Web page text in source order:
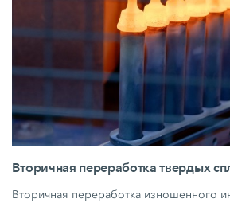
Вторичная переработка твердых
Вторичная переработка изношенного